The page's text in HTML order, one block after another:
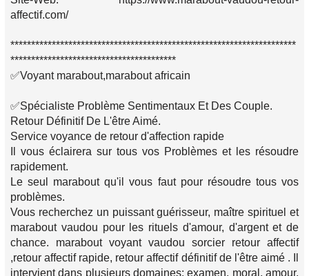
affectif.com/
*********************************************************************
****************************************
✅Voyant marabout,marabout africain
✅Spécialiste Problème Sentimentaux Et Des Couple.
Retour Définitif De L'être Aimé.
Service voyance de retour d'affection rapide
Il vous éclairera sur tous vos Problèmes et les résoudre
rapidement.
Le seul marabout qu'il vous faut pour résoudre tous vos
problèmes.
Vous recherchez un puissant guérisseur, maître spirituel et
marabout vaudou pour les rituels d'amour, d'argent et de
chance. marabout voyant vaudou sorcier retour affectif
,retour affectif rapide, retour affectif définitif de l'être aimé . Il
intervient dans plusieurs domaines: examen, moral, amour,